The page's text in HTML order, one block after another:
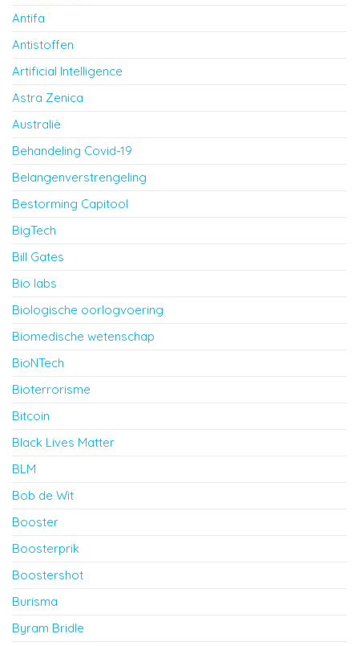
Antifa
Antistoffen
Artificial Intelligence
Astra Zenica
Australië
Behandeling Covid-19
Belangenverstrengeling
Bestorming Capitool
BigTech
Bill Gates
Bio labs
Biologische oorlogvoering
Biomedische wetenschap
BioNTech
Bioterrorisme
Bitcoin
Black Lives Matter
BLM
Bob de Wit
Booster
Boosterprik
Boostershot
Burisma
Byram Bridle